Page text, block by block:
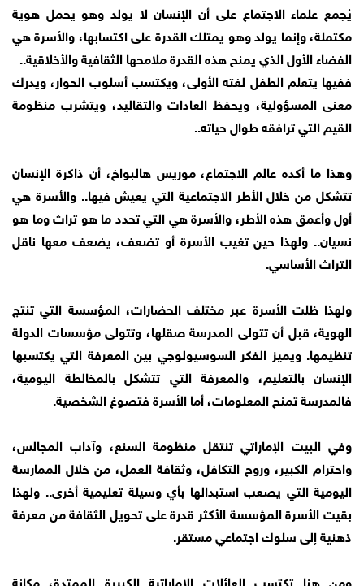
يُجمع علماء الاجتماع على أن الإنسان لا يولد وهو يحمل هوية
مكتملة، وإنما يولد وهو يمتلك القدرة على اكتسابها، والأسرة هي
الفضاء الأول الذي يمنح هذه القدرة ملامحها الثقافية والأخلاقية..
ففيها يتعلم الطفل لغته الأولى، ويكتسب أسلوب الحوار، ويدرك
معنى المسؤولية، ويحفظ العادات والتقاليد، ويتشرب منظومة
القيم التي ترافقه طوال حياته..
وهذا ما أكده عالم الاجتماع، موريس هالبواخ، أن ذاكرة الإنسان
تتشكل من خلال الأطر الاجتماعية التي يعيش فيها.. والأسرة هي
أول وأعمق هذه الأطر، والأسرة هي التي تحدد ما هو تراث وما هو
نسيان.. ولهذا حين تغيب الأسرة أو تضعف، يضعف معها ناقل
التراث الأساسي.
ولهذا ظلت الأسرة عبر مختلف الحضارات، المؤسسة التي تنتج
الهوية، قبل أن تتولى المدرسة صقلها، وتتولى مؤسسات الدولة
تنظيمها. ويميز الفكر السوسيولوجي بين المعرفة التي يكتسبها
الإنسان بالتعليم، والمعرفة التي تتشكل بالمخالطة اليومية،
فالمدرسة تمنح المعلومات، أما الأسرة فتصوغ الشخصية.
وفي البيت الإماراتي تنتقل منظومة السنع، وآداب المجالس،
واحترام الكبير، وروح التكافل، وثقافة العمل، من خلال الممارسة
اليومية التي يصعب استبدالها بأي وسيلة تعليمية أخرى.. ولهذا
بقيت الأسرة المؤسسة الأكثر قدرة على تحويل الثقافة من معرفة
ذهنية إلى سلوك اجتماعي مستقر.
ومن هنا تكتسب العائلات الإماراتية الكبيرة الممتدة، مكانة